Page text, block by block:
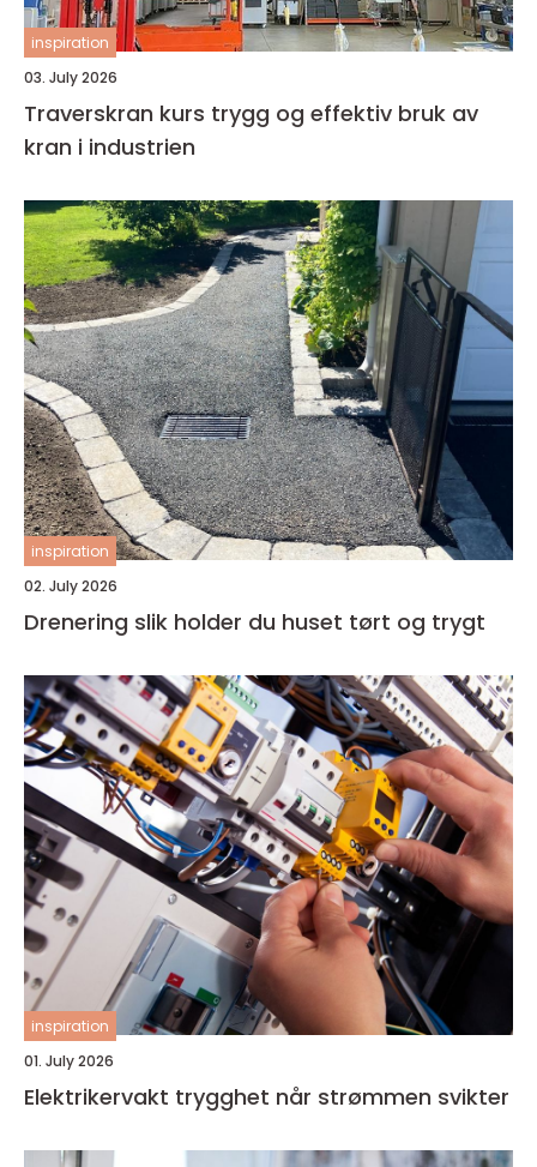
inspiration
03. July 2026
Traverskran kurs trygg og effektiv bruk av
kran i industrien
inspiration
02. July 2026
Drenering slik holder du huset tørt og trygt
inspiration
01. July 2026
Elektrikervakt trygghet når strømmen svikter